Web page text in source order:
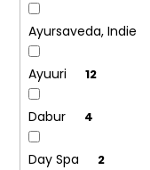
Ayursaveda, Indie
Ayuuri 12
Dabur 4
Day Spa 2